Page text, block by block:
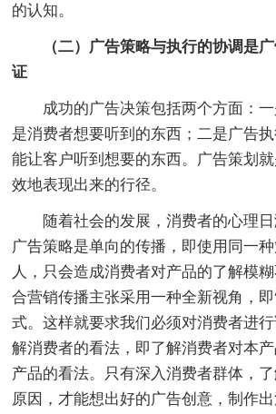
的认知。
（二）广告策略与执行的协调是广
证
成功的广告决策包括两个方面：一
是消费者想要听到的东西；二是广告
能让客户听到想要的东西。广告策划
效地表现出来的行径。
随着社会的发展，消费者的心理日
广告策略是单向的传播，即使用同一
人，只会造成消费者对产品的了解模
合营销传播主张采用一种全新视角，
式。这样就要求我们必须对消费者进
解消费者的看法，即了解消费者对本
产品的看法。只有深入消费者群体，
原因，才能想出好的广告创意，制作